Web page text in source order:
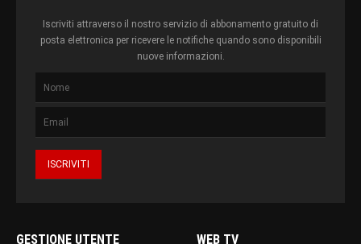
Iscriviti attraverso il nostro servizio di abbonamento gratuito di
posta elettronica per ricevere le notifiche quando sono disponibili
nuove informazioni.
GESTIONE UTENTE WEB TV